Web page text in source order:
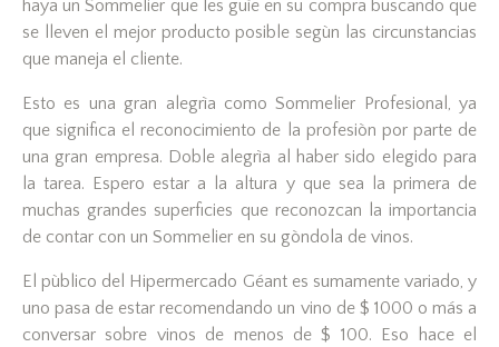
haya un Sommelier que les guìe en su compra buscando que
se lleven el mejor producto posible segùn las circunstancias
que maneja el cliente.
Esto es una gran alegrìa como Sommelier Profesional, ya
que significa el reconocimiento de la profesiòn por parte de
una gran empresa. Doble alegrìa al haber sido elegido para
la tarea. Espero estar a la altura y que sea la primera de
muchas grandes superficies que reconozcan la importancia
de contar con un Sommelier en su gòndola de vinos.
El pùblico del Hipermercado Géant es sumamente variado, y
uno pasa de estar recomendando un vino de $ 1000 o más a
conversar sobre vinos de menos de $ 100. Eso hace el